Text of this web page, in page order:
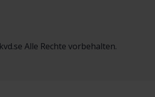
Alle Rechte vorbehalten.